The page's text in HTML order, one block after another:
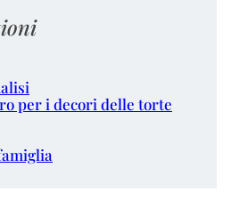
per i decori delle torte